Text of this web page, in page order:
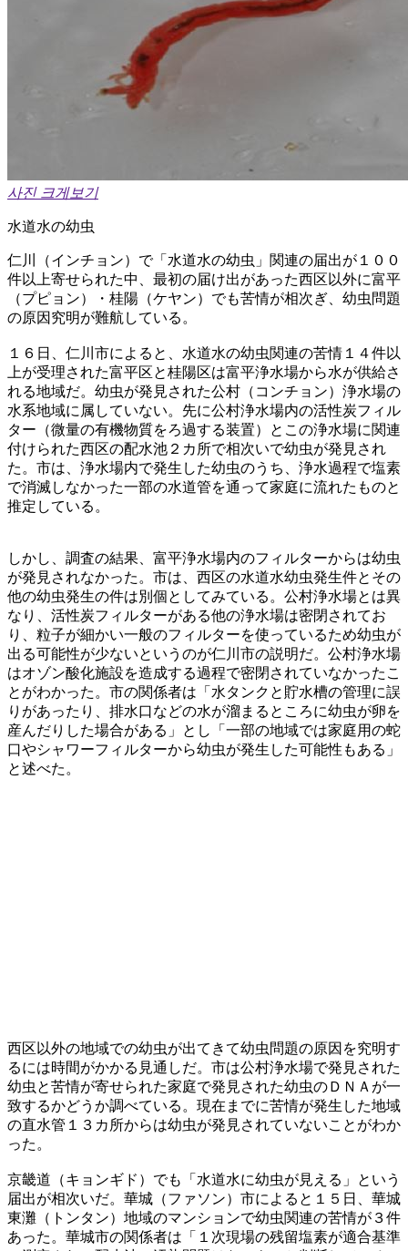
사진 크게보기
水道水の幼虫
仁川（インチョン）で「水道水の幼虫」関連の届出が１００
件以上寄せられた中、最初の届け出があった西区以外に富平
（プピョン）・桂陽（ケヤン）でも苦情が相次ぎ、幼虫問題
の原因究明が難航している。
１６日、仁川市によると、水道水の幼虫関連の苦情１４件以
上が受理された富平区と桂陽区は富平浄水場から水が供給さ
れる地域だ。幼虫が発見された公村（コンチョン）浄水場の
水系地域に属していない。先に公村浄水場内の活性炭フィル
ター（微量の有機物質をろ過する装置）とこの浄水場に関連
付けられた西区の配水池２カ所で相次いで幼虫が発見され
た。市は、浄水場内で発生した幼虫のうち、浄水過程で塩素
で消滅しなかった一部の水道管を通って家庭に流れたものと
推定している。
しかし、調査の結果、富平浄水場内のフィルターからは幼虫
が発見されなかった。市は、西区の水道水幼虫発生件とその
他の幼虫発生の件は別個としてみている。公村浄水場とは異
なり、活性炭フィルターがある他の浄水場は密閉されてお
り、粒子が細かい一般のフィルターを使っているため幼虫が
出る可能性が少ないというのが仁川市の説明だ。公村浄水場
はオゾン酸化施設を造成する過程で密閉されていなかったこ
とがわかった。市の関係者は「水タンクと貯水槽の管理に誤
りがあったり、排水口などの水が溜まるところに幼虫が卵を
産んだりした場合がある」とし「一部の地域では家庭用の蛇
口やシャワーフィルターから幼虫が発生した可能性もある」
と述べた。
西区以外の地域での幼虫が出てきて幼虫問題の原因を究明す
るには時間がかかる見通しだ。市は公村浄水場で発見された
幼虫と苦情が寄せられた家庭で発見された幼虫のＤＮＡが一
致するかどうか調べている。現在までに苦情が発生した地域
の直水管１３カ所からは幼虫が発見されていないことがわか
った。
京畿道（キョンギド）でも「水道水に幼虫が見える」という
届出が相次いだ。華城（ファソン）市によると１５日、華城
東灘（トンタン）地域のマンションで幼虫関連の苦情が３件
あった。華城市の関係者は「１次現場の残留塩素が適合基準